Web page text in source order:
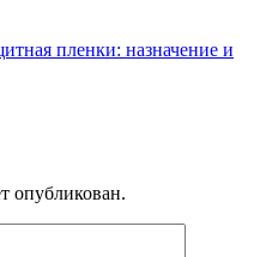
пленки: назначение и
опубликован.